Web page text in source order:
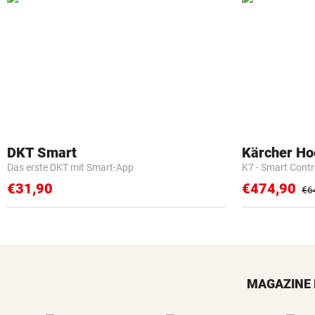
DKT Smart
Das erste DKT mit Smart-App
€31,90
Kärcher
K7 - Smart
€474,90
MAGAZINE